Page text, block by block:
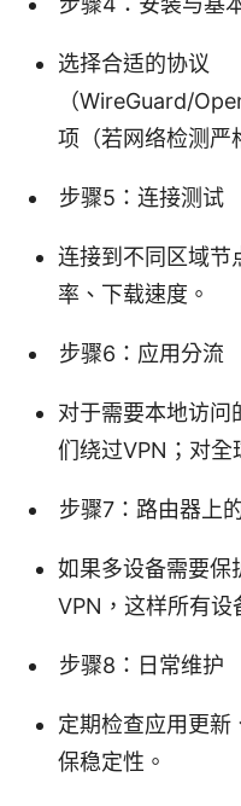
选择合适的协议
（WireGuard/
项（若网络检测严
步骤5：连接测试
连接到不同区域节
率、下载速度。
步骤6：应用分流
对于需要本地访问
们绕过VPN；对全
步骤7：路由器上
如果多设备需要保
VPN，这样所有设
步骤8：日常维护
定期检查应用更新
保稳定性。